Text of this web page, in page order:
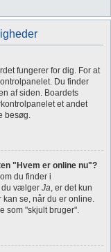
fungerer for dig. For at
Du finder
af siden. Boardets
et andet
besøg.
"Hvem er online nu"?
du finder i
du vælger Ja, er det kun
kan se, når du er online.
som "skjult bruger".